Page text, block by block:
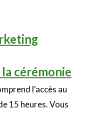
cérémonie
l'accès au
15 heures. Vous